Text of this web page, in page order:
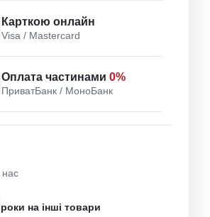
Карткою онлайн
Visa / Mastercard
Оплата частинами 0%
ПриватБанк / МоноБанк
нас
роки на інші товари